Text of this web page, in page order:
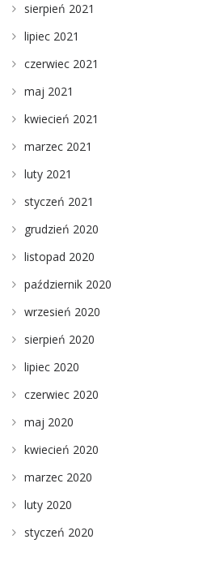
sierpień 2021
lipiec 2021
czerwiec 2021
maj 2021
kwiecień 2021
marzec 2021
luty 2021
styczeń 2021
grudzień 2020
listopad 2020
październik 2020
wrzesień 2020
sierpień 2020
lipiec 2020
czerwiec 2020
maj 2020
kwiecień 2020
marzec 2020
luty 2020
styczeń 2020